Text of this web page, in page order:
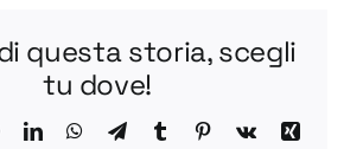
questa storia, scegli
tu dove!
RedditLinkedInWhatsApp
TelegramTumblr Pinterest
Vk
Xing